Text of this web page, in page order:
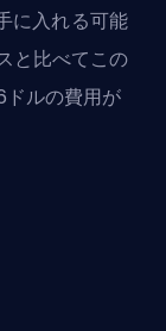
に入れる可能
と比べてこの
ルの費用が